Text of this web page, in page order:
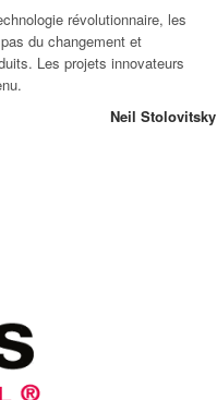
révolutionnaire, les
du changement et
Les projets innovateurs
Neil Stolovitsky